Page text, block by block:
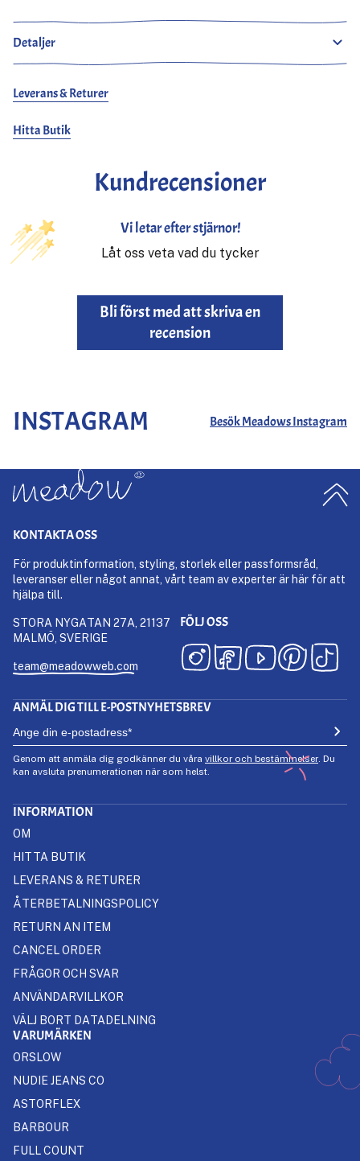
Detaljer
Leverans & Returer
Hitta Butik
Kundrecensioner
Vi letar efter stjärnor!
Låt oss veta vad du tycker
Bli först med att skriva en
recension
INSTAGRAM Besök Meadows Instagram
KONTAKTA OSS
För produktinformation, styling, storlek eller passformsråd,
leveranser eller något annat, vårt team av experter är här för att
hjälpa till.
STORA NYGATAN 27A, 21137
MALMÖ, SVERIGE
team@meadowweb.com
FÖLJ OSS
ANMÄL DIG TILL E-POSTNYHETSBREV
Genom att anmäla dig godkänner du våra villkor och bestämmelser. Du
kan avsluta prenumerationen när som helst.
INFORMATION
OM
HITTA BUTIK
LEVERANS & RETURER
ÅTERBETALNINGSPOLICY
RETURN AN ITEM
CANCEL ORDER
FRÅGOR OCH SVAR
ANVÄNDARVILLKOR
VÄLJ BORT DATADELNING
VARUMÄRKEN
ORSLOW
NUDIE JEANS CO
ASTORFLEX
BARBOUR
FULL COUNT